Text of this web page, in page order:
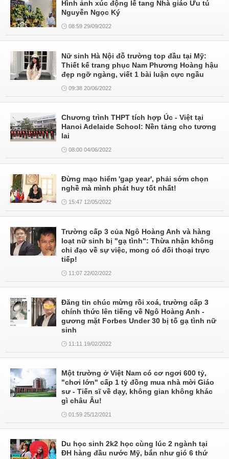
Hình ảnh xúc động lễ tang Nhà giáo Ưu tú
Nguyễn Ngọc Ký
08:59 29/09/2022
Nữ sinh Hà Nội đỗ trường top đầu tại Mỹ:
Thiết kế trang phục Nam Phương Hoàng hậu
đẹp ngỡ ngàng, viết 1 bài luận cực ngầu
09:38 20/06/2022
Chương trình THPT tích hợp Úc - Việt tại
Hanoi Adelaide School: Nền tảng cho tương
lai
08:00 04/06/2022
Đừng mạo hiểm 'gap year', phải sớm chọn
nghề mà mình phát huy tốt nhất!
15:47 12/05/2022
Trường cấp 3 của Ngô Hoàng Anh và hàng
loạt nữ sinh bị "gạ tình": Thừa nhận không
chỉ đạo về sự việc, mong có đối thoại trực
tiếp!
11:07 22/02/2022
Đăng tin chúc mừng rồi xoá, trường cấp 3
chính thức lên tiếng về Ngô Hoàng Anh -
gương mặt Forbes Under 30 bị tố gạ tình nữ
sinh
11:11 19/02/2022
Một trường ở Việt Nam có cơ ngơi 600 tỷ,
"chơi lớn" cấp 1 tỷ đồng mua nhà mời Giáo
sư - Tiến sĩ về dạy, không gian không khác
gì châu Âu!
01:59 25/12/2021
Du học sinh 2k2 học cùng lúc 2 ngành tại
ĐH hàng đầu nước Mỹ, bắn như gió 6 thứ